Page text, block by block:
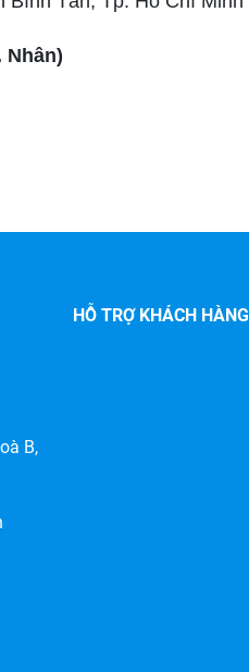
Nhân)
B,
HỖ TRỢ KHÁCH HÀNG